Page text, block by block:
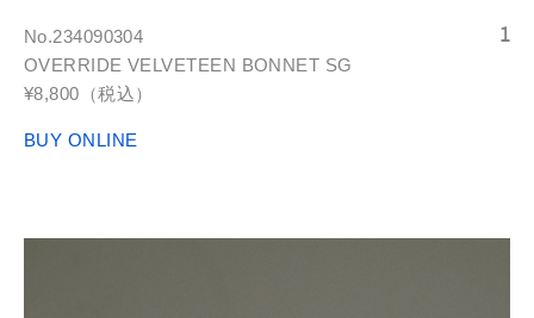
No.234090304
OVERRIDE VELVETEEN BONNET SG
¥8,800（税込）
BUY ONLINE